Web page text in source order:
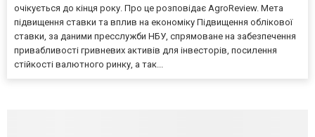
очікується до кінця року. Про це розповідає AgroReview. Мета
підвищення ставки та вплив на економіку Підвищення облікової
ставки, за даними пресслужби НБУ, спрямоване на забезпечення
привабливості гривневих активів для інвесторів, посилення
стійкості валютного ринку, а так...